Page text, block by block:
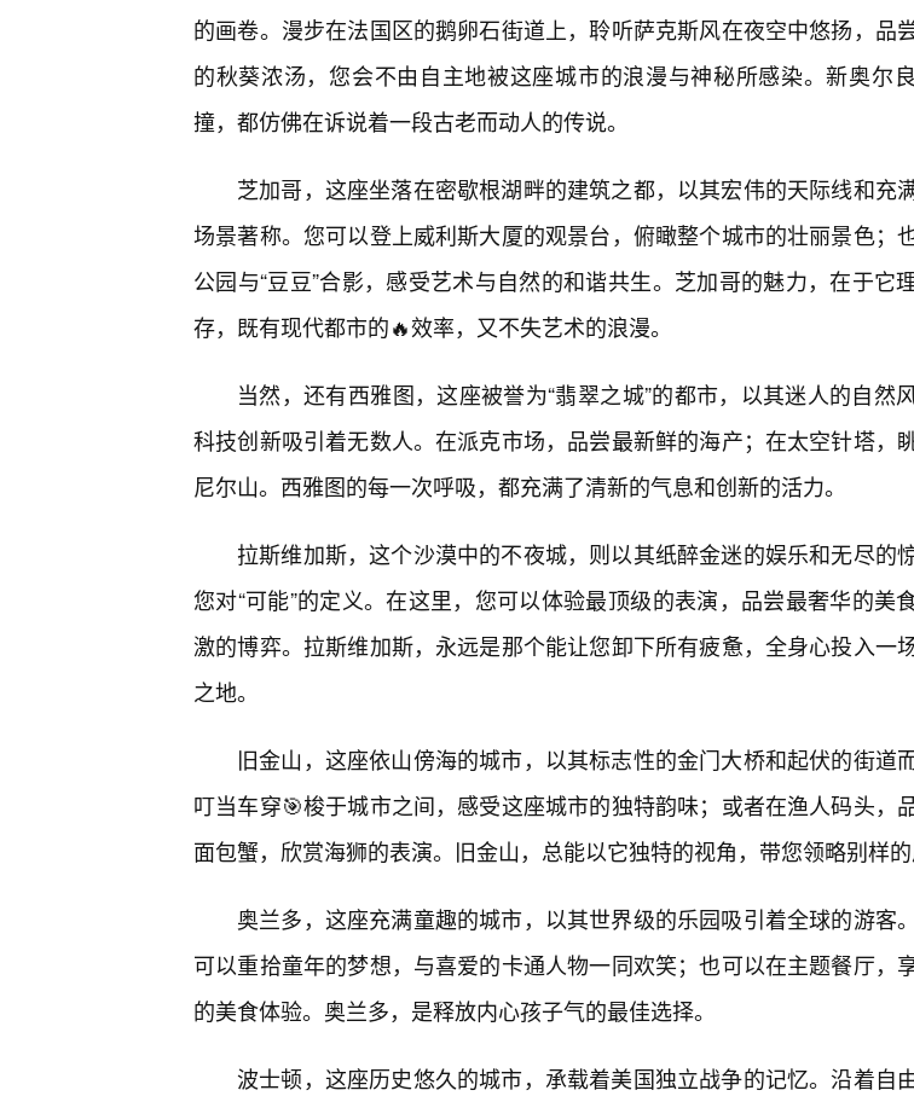
的画卷。漫步在法国区的鹅卵石街道上，聆听萨克斯风在夜空中悠扬，品
的秋葵浓汤，您会不由自主地被这座城市的浪漫与神秘所感染。新奥尔
撞，都仿佛在诉说着一段古老而动人的传说。
芝加哥，这座坐落在密歇根湖畔的建筑之都，以其宏伟的天际线和充
场景著称。您可以登上威利斯大厦的观景台，俯瞰整个城市的壮丽景色；
公园与“豆豆”合影，感受艺术与自然的和谐共生。芝加哥的魅力，在于它
存，既有现代都市的🔥效率，又不失艺术的浪漫。
当然，还有西雅图，这座被誉为“翡翠之城”的都市，以其迷人的自然
科技创新吸引着无数人。在派克市场，品尝最新鲜的海产；在太空针塔，
尼尔山。西雅图的每一次呼吸，都充满了清新的气息和创新的活力。
拉斯维加斯，这个沙漠中的不夜城，则以其纸醉金迷的娱乐和无尽的
您对“可能”的定义。在这里，您可以体验最顶级的表演，品尝最奢华的美
激的博弈。拉斯维加斯，永远是那个能让您卸下所有疲惫，全身心投入一
之地。
旧金山，这座依山傍海的城市，以其标志性的金门大桥和起伏的街道
叮当车穿🎯梭于城市之间，感受这座城市的独特韵味；或者在渔人码头，
面包蟹，欣赏海狮的表演。旧金山，总能以它独特的视角，带您领略别样的
奥兰多，这座充满童趣的城市，以其世界级的乐园吸引着全球的游客
可以重拾童年的梦想，与喜爱的卡通人物一同欢笑；也可以在主题餐厅，
的美食体验。奥兰多，是释放内心孩子气的最佳选择。
波士顿，这座历史悠久的城市，承载着美国独立战争的记忆。沿着自